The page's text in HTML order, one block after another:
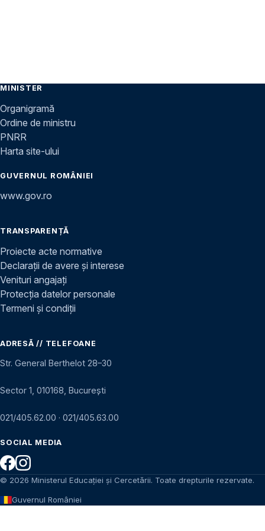
MINISTER
Organigramă
Ordine de ministru
PNRR
Harta site-ului
GUVERNUL ROMÂNIEI
www.gov.ro
TRANSPARENȚĂ
Proiecte acte normative
Declarații de avere și interese
Venituri angajați
Protecția datelor personale
Termeni și condiții
ADRESĂ // TELEFOANE
Str. General Berthelot 28–30
Sector 1, 010168, București
021/405.62.00 · 021/405.63.00
SOCIAL MEDIA
© 2026 Ministerul Educației și Cercetării. Toate drepturile rezervate.
Guvernul României